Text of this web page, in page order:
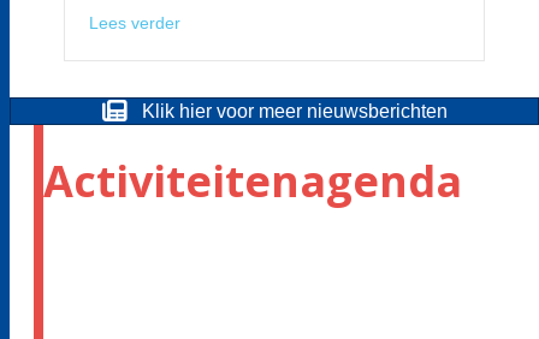
Lees verderabout Magnus Grand Prix 2026
Klik hier voor meer nieuwsberichten
Activiteitenagenda